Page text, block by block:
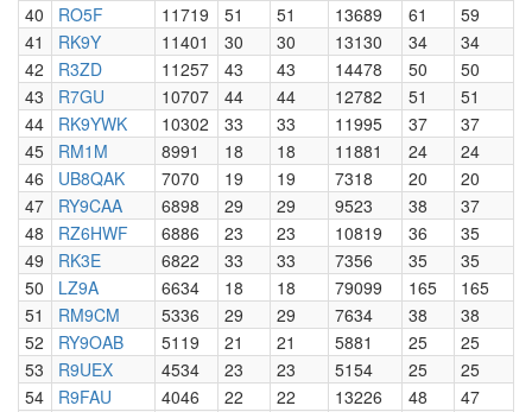
40
RO5F 11719 51 51 13689 61
59
41
RK9Y 11401 30 30 13130 34
34
42
R3ZD 11257 43 43 14478 50
50
43
R7GU 10707 44 44 12782 51
51
44
RK9YWK 10302 33 33 11995 37
37
45
RM1M 8991 18 18 11881 24
24
46
UB8QAK 7070 19 19 7318 20
20
47
RY9CAA 6898 29 29 9523 38
37
48
RZ6HWF 6886 23 23 10819 36
35
49
RK3E 6822 33 33 7356 35
35
50
LZ9A 6634 18 18 79099 165
165
51
RM9CM 5336 29 29 7634 38
38
52
RY9OAB 5119 21 21 5881 25
25
53
R9UEX 4534 23 23 5154 25
25
54
R9FAU 4046 22 22 13226 48
47